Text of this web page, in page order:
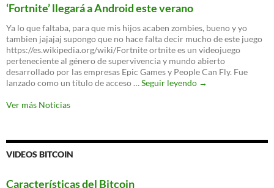
es
oficial:
un
nuevo
protocolo
para
proteger
tu
‘Fortnite’ llegará a Android este verano
Ya lo que faltaba, para que mis hijos acaben zombies, bueno y yo
tambien jajajaj supongo que no hace falta decir mucho de este juego
https://es.wikipedia.org/wiki/Fortnite ortnite es un videojuego
perteneciente al género de supervivencia y mundo abierto
desarrollado por las empresas Epic Games y People Can Fly. Fue
lanzado como un título de acceso …Seguir leyendo ‘Fortnite’
→
Ver más Noticias
VIDEOS BITCOIN
Características del Bitcoin